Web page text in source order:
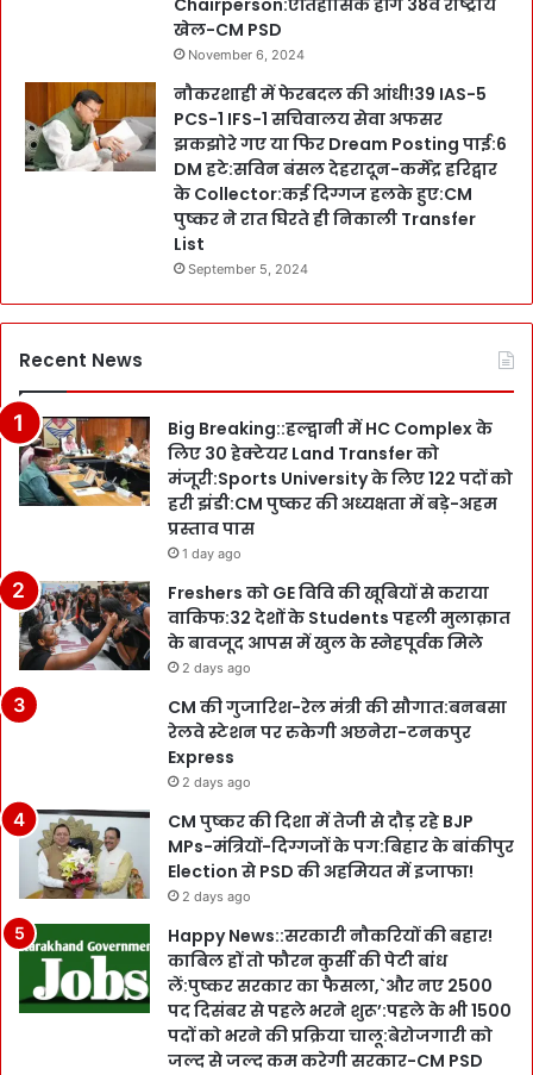
Chairperson:ऐतिहासिक होंगे 38वें राष्ट्रीय
खेल-CM PSD
November 6, 2024
नौकरशाही में फेरबदल की आंधी!39 IAS-5
PCS-1 IFS-1 सचिवालय सेवा अफसर
झकझोरे गए या फिर Dream Posting पाई:6
DM हटे:सविन बंसल देहरादून-कर्मेंद्र हरिद्वार
के Collector:कई दिग्गज हलके हुए:CM
पुष्कर ने रात घिरते ही निकाली Transfer
List
September 5, 2024
Recent News
Big Breaking::हल्द्वानी में HC Complex के
लिए 30 हेक्टेयर Land Transfer को
मंजूरी:Sports University के लिए 122 पदों को
हरी झंडी:CM पुष्कर की अध्यक्षता में बड़े-अहम
प्रस्ताव पास
1 day ago
Freshers को GE विवि की खूबियों से कराया
वाकिफ:32 देशों के Students पहली मुलाक़ात
के बावजूद आपस में खुल के स्नेहपूर्वक मिले
2 days ago
CM की गुजारिश-रेल मंत्री की सौगात:बनबसा
रेलवे स्टेशन पर रुकेगी अछनेरा-टनकपुर
Express
2 days ago
CM पुष्कर की दिशा में तेजी से दौड़ रहे BJP
MPs-मंत्रियों-दिग्गजों के पग:बिहार के बांकीपुर
Election से PSD की अहमियत में इजाफा!
2 days ago
Happy News::सरकारी नौकरियों की बहार!
काबिल हों तो फौरन कुर्सी की पेटी बांध
लें:पुष्कर सरकार का फैसला,`और नए 2500
पद दिसंबर से पहले भरने शुरू’:पहले के भी 1500
पदों को भरने की प्रक्रिया चालू:बेरोजगारी को
जल्द से जल्द कम करेगी सरकार-CM PSD